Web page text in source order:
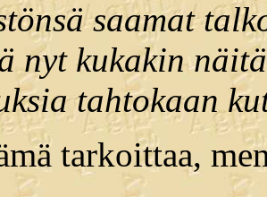
saamat
nyt kukakin
tahtokaan
tarkoittaa,